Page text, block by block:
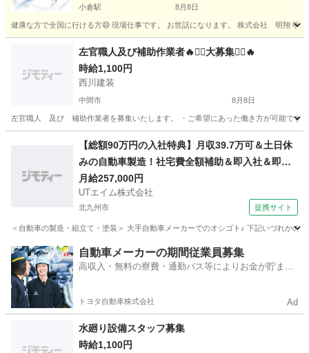
小倉駅 8月8日
健康な方で全国に行ける方😄 現場仕事です。 お世話になります。 株式会社 明翔 明
小倉駅 その他 短期間
左官職人及び補助作業者🔥👷‍♂️大募集👷‍♂️🔥
時給1,100円
西川建装
中間市 8月8日
左官職人 及び 補助作業者を募集いたします。 ・ご希望にあった働き方が可能です
建築 左官
【総額90万円の入社特典】月収39.7万可＆土日休
みの自動車製造！社宅費全額補助＆即入社＆即入
寮OK★駅から無料送迎あり！☆若手男性活躍中＜
福岡県京都郡苅田町＞
月給257,000円
UTエイム株式会社
北九州市 提携サイト
＜自動車の製造・組立て・塗装＞ 大手自動車メーカーでのオシゴト♪ 下記いづれか
福岡 北九州市 大工
自動車メーカーの期間従業員募集
高収入・無料の寮費・通勤バス等によりお金が貯まり
トヨタ自動車株式会社 Ad
水廻り設備スタッフ募集
時給1,100円